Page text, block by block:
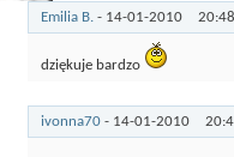
Emilia B. - 14-01-2010 20:48
dziękuje bardzo
ivonna70 - 14-01-2010